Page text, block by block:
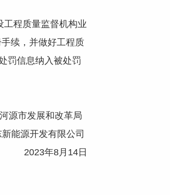
程质量监督机构业
续，并做好工程质
罚信息纳入被处罚
源市发展和改革局
能源开发有限公司
2023年8月14日